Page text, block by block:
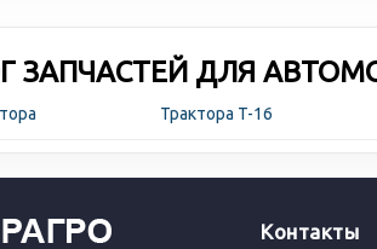
ЗАПЧАСТЕЙ ДЛЯ
Трактора T-16
Контакты